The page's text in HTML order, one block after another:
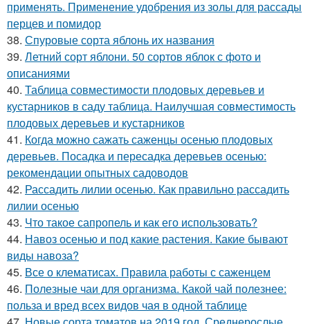
применять. Применение удобрения из золы для рассады
перцев и помидор
38. Спуровые сорта яблонь их названия
39. Летний сорт яблони. 50 сортов яблок с фото и
описаниями
40. Таблица совместимости плодовых деревьев и
кустарников в саду таблица. Наилучшая совместимость
плодовых деревьев и кустарников
41. Когда можно сажать саженцы осенью плодовых
деревьев. Посадка и пересадка деревьев осенью:
рекомендации опытных садоводов
42. Рассадить лилии осенью. Как правильно рассадить
лилии осенью
43. Что такое сапропель и как его использовать?
44. Навоз осенью и под какие растения. Какие бывают
виды навоза?
45. Все о клематисах. Правила работы с саженцем
46. Полезные чаи для организма. Какой чай полезнее:
польза и вред всех видов чая в одной таблице